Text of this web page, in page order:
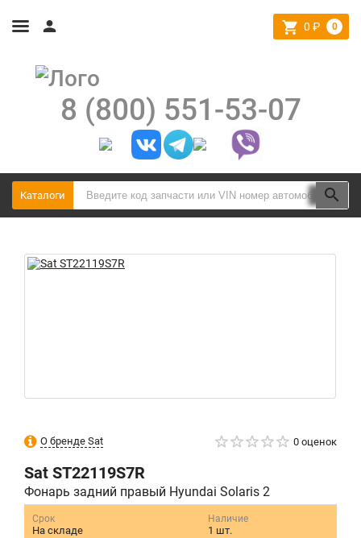
0 ₽ 0
8 (800) 551-53-07
Каталоги
О бренде Sat 0 оценок
Sat ST22119S7R
Фонарь задний правый Hyundai Solaris 2
Срок
На складе
Наличие
1 шт.